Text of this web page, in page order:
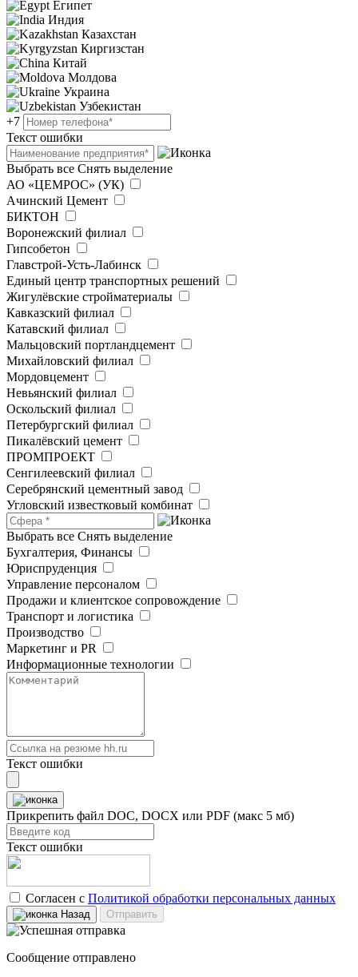
Египет
Индия
Казахстан
Киргизстан
Китай
Молдова
Украина
Узбекистан
+7
Текст ошибки
Выбрать все Снять выделение
АО «ЦЕМРОС» (УК)
Ачинский Цемент
БИКТОН
Воронежский филиал
Гипсобетон
Главстрой-Усть-Лабинск
Единый центр транспортных решений
Жигулёвские стройматериалы
Кавказский филиал
Катавский филиал
Мальцовский портландцемент
Михайловский филиал
Мордовцемент
Невьянский филиал
Оскольский филиал
Петербургский филиал
Пикалёвский цемент
ПРОМПРОЕКТ
Сенгилеевский филиал
Серебрянский цементный завод
Угловский известковый комбинат
Выбрать все Снять выделение
Бухгалтерия, Финансы
Юриспруденция
Управление персоналом
Продажи и клиентское сопровождение
Транспорт и логистика
Производство
Маркетинг и PR
Информационные технологии
Текст ошибки
Прикрепить файл DOC, DOCX или PDF (макс 5 мб)
Текст ошибки
Согласен с Политикой обработки персональных данных
Назад Отправить
Сообщение отправлено